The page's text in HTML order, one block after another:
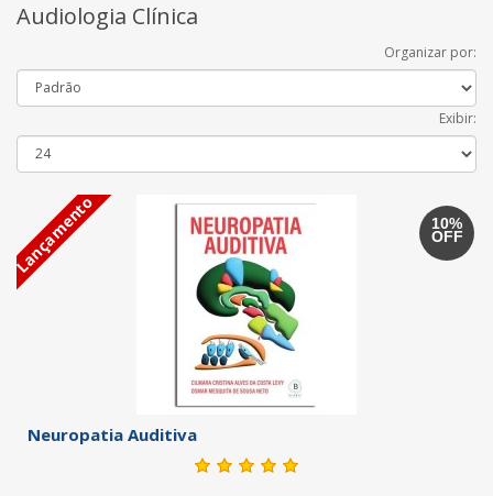
Audiologia Clínica
Organizar por:
Exibir:
10%
OFF
Lançamento
Neuropatia Auditiva